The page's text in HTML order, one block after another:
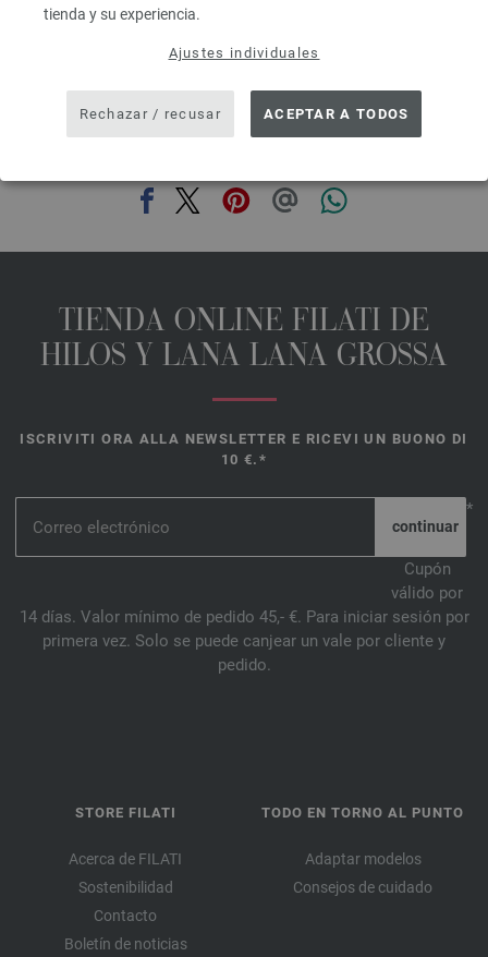
tienda y su experiencia.
Ajustes individuales
Rechazar / recusar ACEPTAR A TODOS
prev
TIENDA ONLINE FILATI DE
HILOS Y LANA LANA GROSSA
ISCRIVITI ORA ALLA NEWSLETTER E RICEVI UN BUONO DI
10 €.*
*
Cupón
válido por
14 días. Valor mínimo de pedido 45,- €. Para iniciar sesión por
primera vez. Solo se puede canjear un vale por cliente y
pedido.
STORE FILATI
Acerca de FILATI
Sostenibilidad
Contacto
Boletín de noticias
TODO EN TORNO AL PUNTO
Adaptar modelos
Consejos de cuidado